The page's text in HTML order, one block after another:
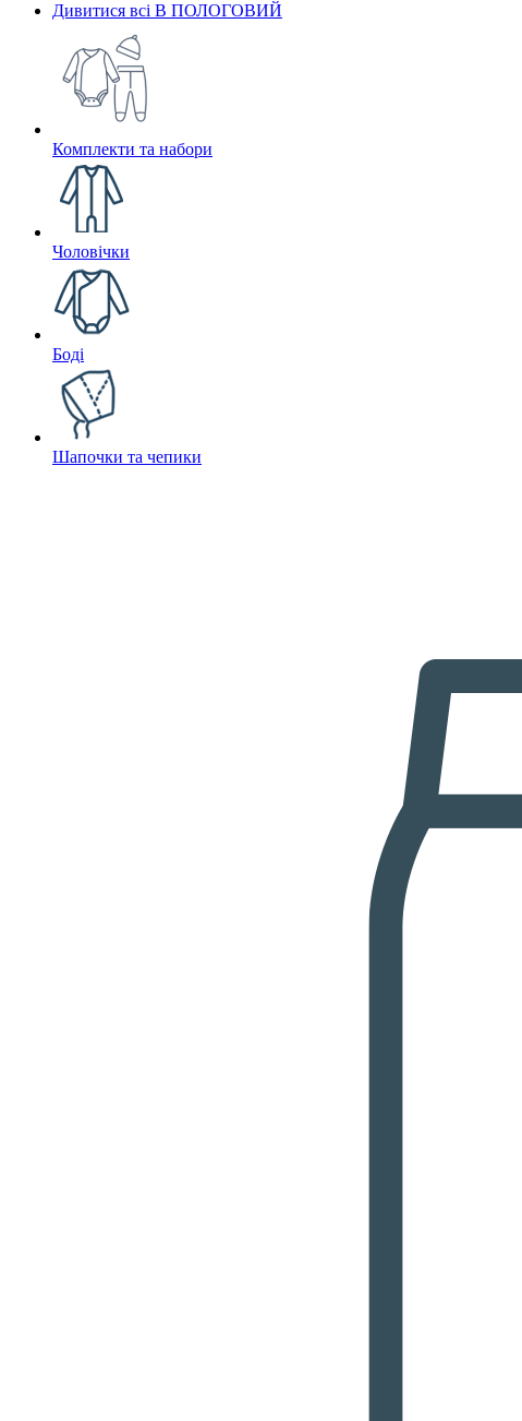
Дивитися всі В ПОЛОГОВИЙ
Комплекти та набори
Чоловічки
Боді
Шапочки та чепики